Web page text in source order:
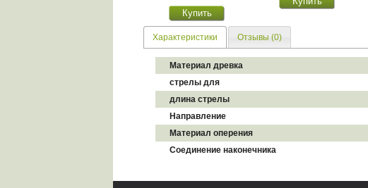
Характеристики Отзывы (0)
Материал древка
стрелы для
длина стрелы
Направление
Материал оперения
Cоединение наконечника